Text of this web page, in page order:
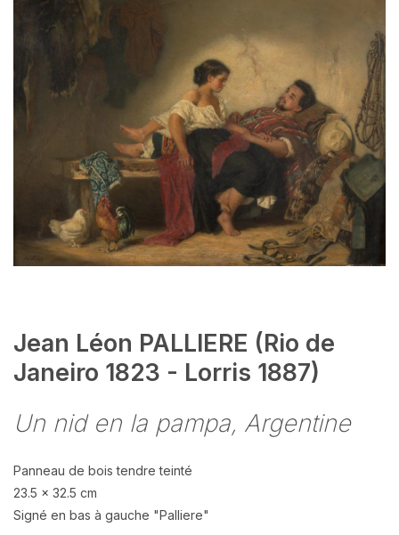
Jean Léon PALLIERE (Rio de
Janeiro 1823 - Lorris 1887)
Un nid en la pampa, Argentine
Panneau de bois tendre teinté
23.5 x 32.5 cm
Signé en bas à gauche "Palliere"